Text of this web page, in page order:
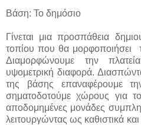
Βάση: Το δημόσιο
Γίνεται μια προσπάθεια
τοπίου που θα μορφοποιήσει
Διαμορφώνουμε την
υψομετρική διαφορά.
της βάσης επαναφέρουμε
σηματοδοτούμε χώρους για
αποδομημένες μονάδες
λειτουργώντας ως καθιστικά